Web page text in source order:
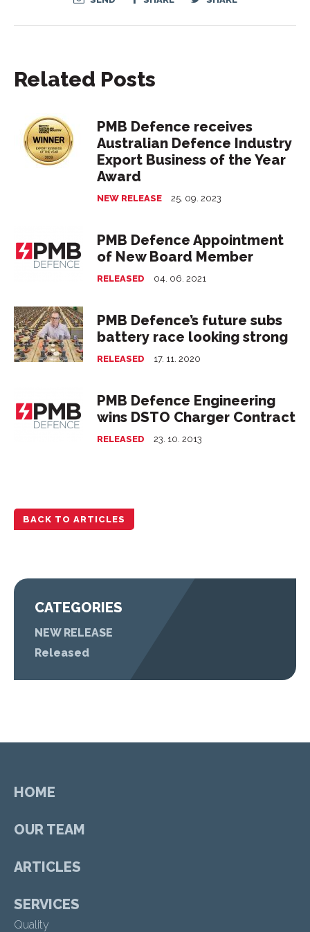
Related Posts
PMB Defence receives
Australian Defence Industry
Export Business of the Year
Award
NEW RELEASE 25. 09. 2023
PMB Defence Appointment
of New Board Member
RELEASED 04. 06. 2021
PMB Defence’s future subs
battery race looking strong
RELEASED 17. 11. 2020
PMB Defence Engineering
wins DSTO Charger Contract
RELEASED 23. 10. 2013
BACK TO ARTICLES
CATEGORIES
NEW RELEASE
Released
HOME
OUR TEAM
ARTICLES
SERVICES
Quality